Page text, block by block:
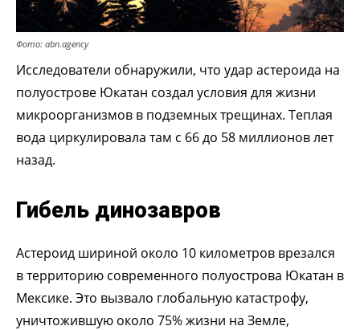
Фото: abn.agency
Исследователи обнаружили, что удар астероида на
полуострове Юкатан создал условия для жизни
микроорганизмов в подземных трещинах. Теплая
вода циркулировала там с 66 до 58 миллионов лет
назад.
Гибель динозавров
Астероид шириной около 10 километров врезался
в территорию современного полуострова Юкатан в
Мексике. Это вызвало глобальную катастрофу,
уничтожившую около 75% жизни на Земле,